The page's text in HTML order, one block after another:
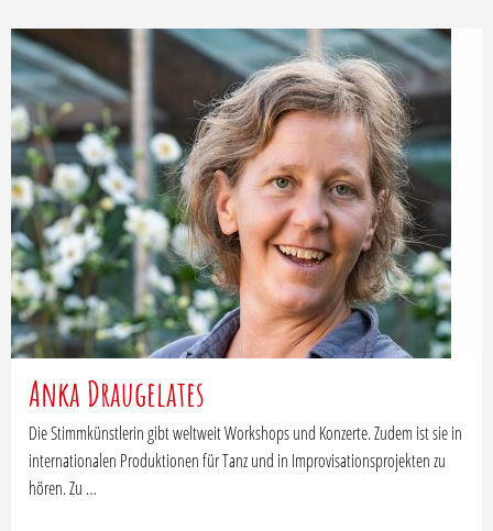
Anka Draugelates
Die Stimmkünstlerin gibt weltweit Workshops und Konzerte. Zudem ist sie in
internationalen Produktionen für Tanz und in Improvisationsprojekten zu
hören. Zu …